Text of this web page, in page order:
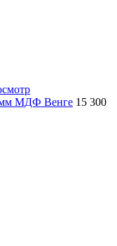
МДФ Венге 15 300